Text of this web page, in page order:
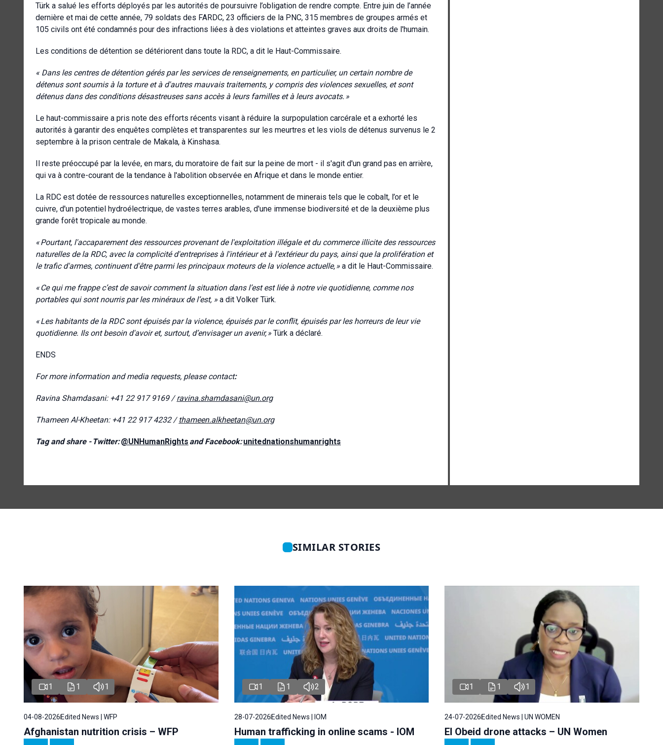
Türk a salué les efforts déployés par les autorités de poursuivre l’obligation de rendre compte. Entre juin de l’année
dernière et mai de cette année, 79 soldats des FARDC, 23 officiers de la PNC, 315 membres de groupes armés et
105 civils ont été condamnés pour des infractions liées à des violations et atteintes graves aux droits de l'humain.
Les conditions de détention se détériorent dans toute la RDC, a dit le Haut-Commissaire.
« Dans les centres de détention gérés par les services de renseignements, en particulier, un certain nombre de
détenus sont soumis à la torture et à d'autres mauvais traitements, y compris des violences sexuelles, et sont
détenus dans des conditions désastreuses sans accès à leurs familles et à leurs avocats. »
Le haut-commissaire a pris note des efforts récents visant à réduire la surpopulation carcérale et a exhorté les
autorités à garantir des enquêtes complètes et transparentes sur les meurtres et les viols de détenus survenus le 2
septembre à la prison centrale de Makala, à Kinshasa.
Il reste préoccupé par la levée, en mars, du moratoire de fait sur la peine de mort - il s'agit d'un grand pas en arrière,
qui va à contre-courant de la tendance à l'abolition observée en Afrique et dans le monde entier.
La RDC est dotée de ressources naturelles exceptionnelles, notamment de minerais tels que le cobalt, l’or et le
cuivre, d'un potentiel hydroélectrique, de vastes terres arables, d'une immense biodiversité et de la deuxième plus
grande forêt tropicale au monde.
«Pourtant, l'accaparement des ressources provenant de l'exploitation illégale et du commerce illicite des ressources
naturelles de la RDC, avec la complicité d'entreprises à l'intérieur et à l'extérieur du pays, ainsi que la prolifération et
le trafic d'armes, continuent d'être parmi les principaux moteurs de la violence actuelle,» a dit le Haut-Commissaire.
« Ce qui me frappe c’est de savoir comment la situation dans l’est est liée à notre vie quotidienne, comme nos
portables qui sont nourris par les minéraux de l’est, » a dit Volker Türk.
«Les habitants de la RDC sont épuisés par la violence, épuisés par le conflit, épuisés par les horreurs de leur vie
quotidienne. Ils ont besoin d'avoir et, surtout, d’envisager un avenir,» Türk a déclaré.
ENDS
For more information and media requests, please contact:
Ravina Shamdasani: +41 22 917 9169 /ravina.shamdasani@un.org
Thameen Al-Kheetan: +41 22 917 4232 / thameen.alkheetan@un.org
Tag and share - Twitter:@UNHumanRights and Facebook:unitednationshumanrights
SIMILAR STORIES
1 1 1
04-08-2026Edited News | WFP
Afghanistan nutrition crisis – WFP
1 1 2
28-07-2026Edited News | IOM
Human trafficking in online scams - IOM
1 1 1
24-07-2026Edited News | UN WOMEN
El Obeid drone attacks – UN Women